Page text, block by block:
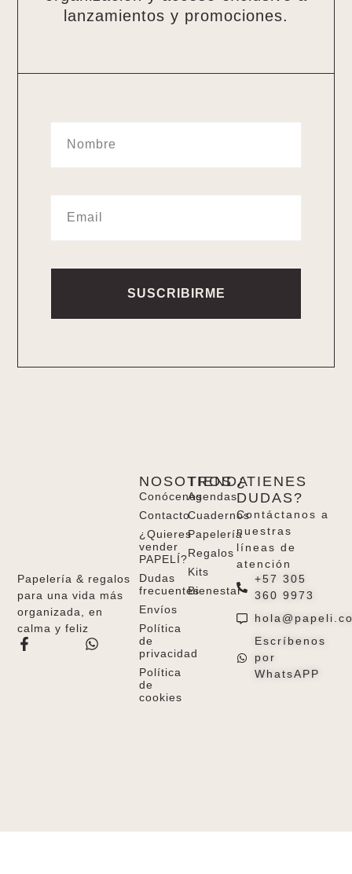
lanzamientos y promociones.
SUSCRIBIRME
Papelería & regalos
para una vida más
organizada, en
calma y feliz
TIENDA
Agendas
Cuadernos
Papelería
Regalos
Kits
Bienestar
NOSOTROS
Conócenos
Contacto
¿Quieres
vender
PAPELÍ?
Dudas
frecuentes
Envíos
Política
de
privacidad
Política
de
cookies
¿TIENES
DUDAS?
Contáctanos a
nuestras
líneas de
atención
+57 305
360 9973
Escríbenos
por
WhatsAPP